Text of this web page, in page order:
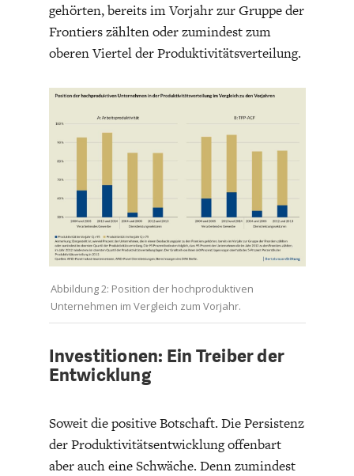
DEUTSCHEN VWL
gehörten, bereits im Vorjahr zur Gruppe der
Frontiers zählten oder zumindest zum
oberen Viertel der Produktivitätsverteilung.
Abbildung 2: Position der hochproduktiven
Unternehmen im Vergleich zum Vorjahr.
Investitionen: Ein Treiber der
Entwicklung
Soweit die positive Botschaft. Die Persistenz
der Produktivitätsentwicklung offenbart
aber auch eine Schwäche. Denn zumindest